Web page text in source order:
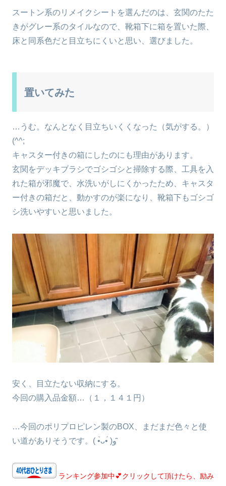
スートン系のリメイクシートを選んだのは、玄関のたた
きがグレー系のタイルなので、靴箱下に箱を置いた際、
床と同系色だと目立ちにくいと思い、選びました。
置いてみた
…うむ。なんとなく目立ちいくくなった（気がする。）
(^^;
キャスター付きの箱にしたのにも理由があります。
玄関をデッキブラシでゴシゴシと掃除する際、工具を入
れた箱が邪魔で、水洗いがしにくかったため、キャスタ
ー付きの箱だと、動かすのが楽になり、靴箱下もゴシゴ
シ洗いやすいと思いました。
安く、目立たない収納にする。
今回の購入品金額…（１，１４１円）
…今回のポリプロピレン製のBOX、まだまだ色々と使
い道がありそうです。( •̀ᴗ•́ )و ̑̑
ランキング参加中💕クリックして頂けたら、励み